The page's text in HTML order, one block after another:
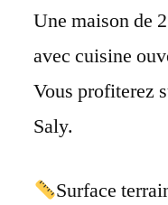
Une maison de
avec cuisine
Vous profiterez
Saly.
Surface